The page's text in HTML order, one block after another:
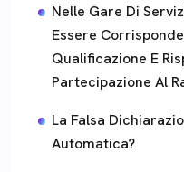
Nelle Gare Di
Essere
Qualificazione E
Partecipazione Al
La Falsa
Automatica?